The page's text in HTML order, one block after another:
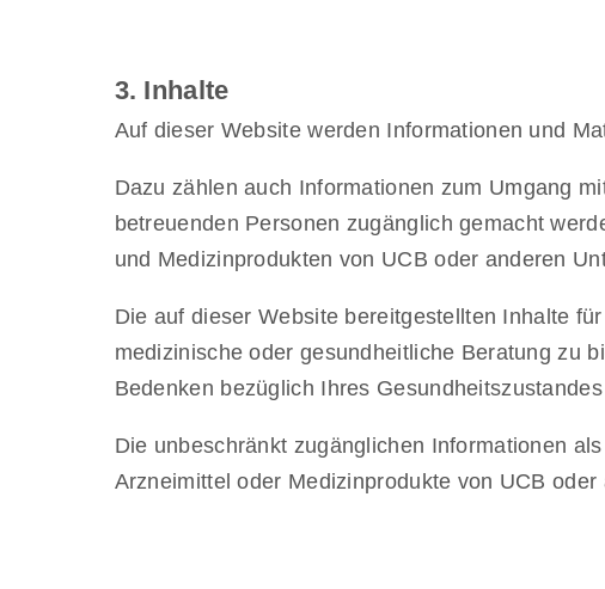
3. Inhalte
Auf dieser Website werden Informationen und
Dazu zählen auch Informationen zum Umgang
betreuenden Personen zugänglich gemacht
und Medizinprodukten von UCB oder anderen
Die auf dieser Website bereitgestellten Inhalte
medizinische oder gesundheitliche Beratung zu
Bedenken bezüglich Ihres
Die unbeschränkt zugänglichen Informationen
Arzneimittel oder Medizinprodukte von UCB